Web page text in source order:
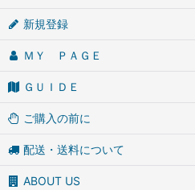
新規登録
ＭＹ ＰＡＧＥ
ＧＵＩＤＥ
ご購入の前に
配送・送料について
ABOUT US